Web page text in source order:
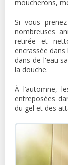
moucherons,
Si vous
nombreuses
retirée et
encrassée
dans de l'eau
la douche.
À l’automne,
entreposées
du gel et des